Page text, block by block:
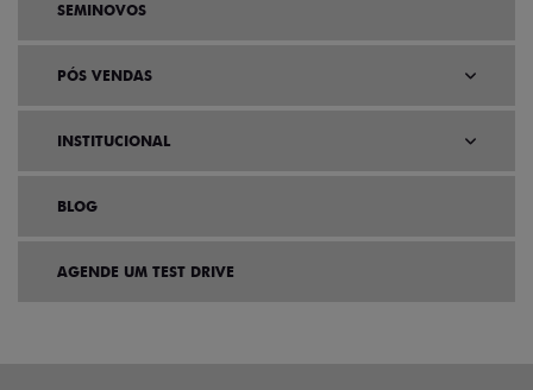
SEMINOVOS
PÓS VENDAS
INSTITUCIONAL
BLOG
AGENDE UM TEST DRIVE